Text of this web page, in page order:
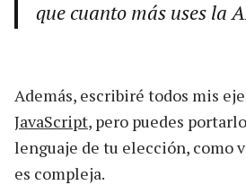
que cuanto más uses la
Además, escribiré todos mis
JavaScript, pero puedes
lenguaje de tu elección, como
es compleja.